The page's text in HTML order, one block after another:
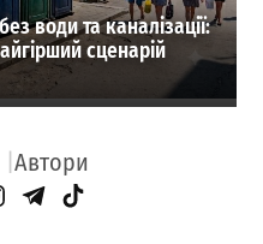
води та каналізації:
сценарій
Автори
Telegram
TikTok